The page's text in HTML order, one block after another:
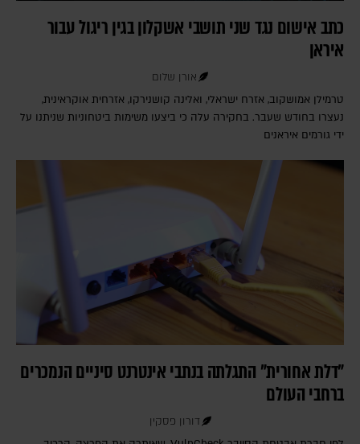
כתב אישום נגד שני תושבי אשקלון בגין ריגול עבור
איראן
אורן שלום
טרמילן אמושקוב, אזרח ישראלי, ואלינה קושנירקו, אזרחית אוקראינית,
נעצרו בחודש שעבר. בחקירה עלה כי ביצעו משימות ביטחוניות שניתנו על
ידי גורמים איראנים
"דלת אחורית" התגלתה בנתבי אינטרנט סיניים הנמכרים
ברחבי העולם
דורון פסקין